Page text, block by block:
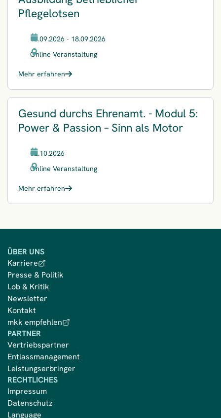
Pflegelotsen
16.09.2026 - 18.09.2026
Online Veranstaltung
Mehr erfahren
Gesund durchs Ehrenamt. - Modul 5:
Power & Passion – Sinn als Motor
02.10.2026
Online Veranstaltung
Mehr erfahren
ÜBER UNS
Karriere
Presse & Politik
Lob & Kritik
Newsletter
Kontakt
mkk empfehlen
PARTNER
Vertriebspartner
Entlassmanagement
Leistungserbringer
RECHTLICHES
Impressum
Datenschutz
Language